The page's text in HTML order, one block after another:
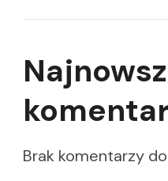
Brak komentarzy